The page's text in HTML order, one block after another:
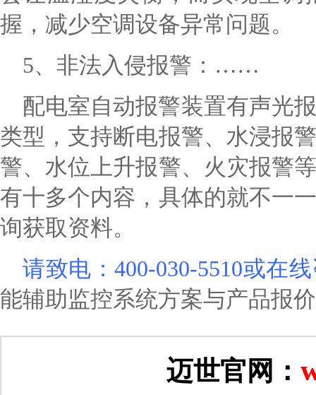
握，减少空调设备异常问题。
5、 非法入侵报警： ……
配电室自动报警装置有声光
类型，支持断电报警、水浸报
警、水位上升报警、火灾报警
有十多个内容，具体的就不一
询获取资料。
请致电：400-030-5510或在
能辅助监控系统方案与产品报
迈世官网：